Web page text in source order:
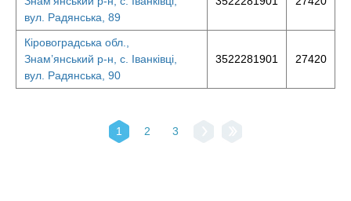
вул. Радянська, 89
Кіровоградська обл.,
Знам’янський р-н, с. Іванківці,
вул. Радянська, 90
3522281901 27420
1 2 3